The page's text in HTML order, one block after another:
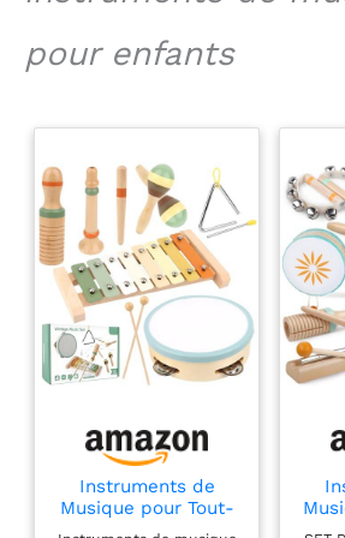
poncée
finition
échardes,
des
toute
votre petit
Set d'Éveil
tapant sur
tandis
découvrir
les notes
pour enfants
Instruments de
Musique pour Tout-
Petits, Jouet Bebe
8